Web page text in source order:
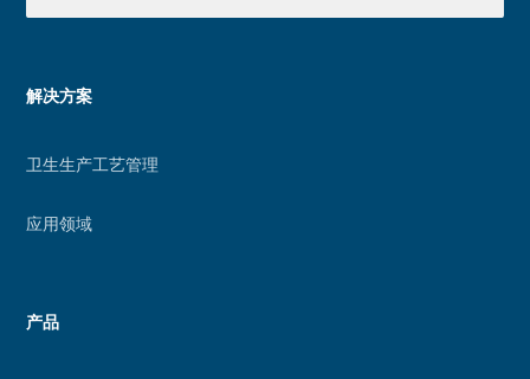
应
的
强
实
Menu
解决方案
卫生生产工艺管理
应用领域
产品